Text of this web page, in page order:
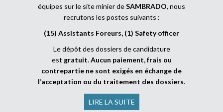
équipes sur le site minier deSAMBRADO, nous
recrutons les postes suivants :
(15) Assistants Foreurs, (1) Safety officer
Le dépôt des dossiers de candidature
est gratuit.Aucun paiement, frais ou
contrepartie ne sont exigés en échange de
l’acceptation ou du traitement des dossiers.
LIRE LA SUITE